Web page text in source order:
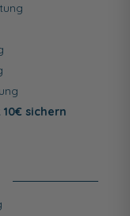
sichern